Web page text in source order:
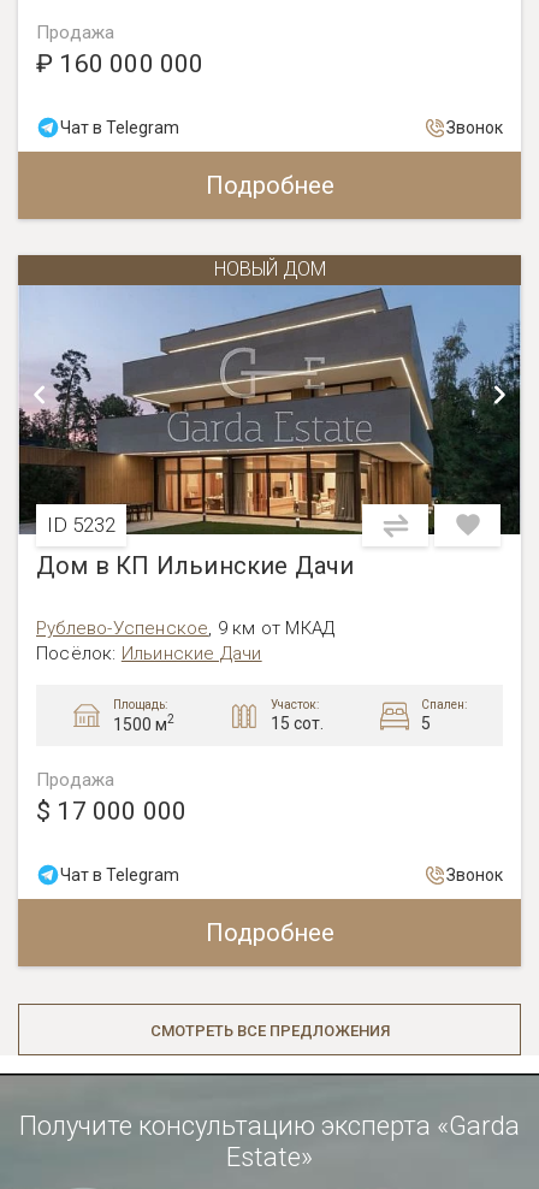
Продажа
₽ 160 000 000
Чат в Telegram Звонок
Подробнее
НОВЫЙ ДОМ
ID 5232
Дом в КП Ильинские Дачи
Рублево-Успенское, 9 км от МКАД
Посёлок: Ильинские Дачи
Площадь:
1500 м2
Участок:
15 сот.
Спален:
5
Продажа
$ 17 000 000
Чат в Telegram Звонок
Подробнее
СМОТРЕТЬ ВСЕ ПРЕДЛОЖЕНИЯ
Получите консультацию эксперта «Garda
Estate»